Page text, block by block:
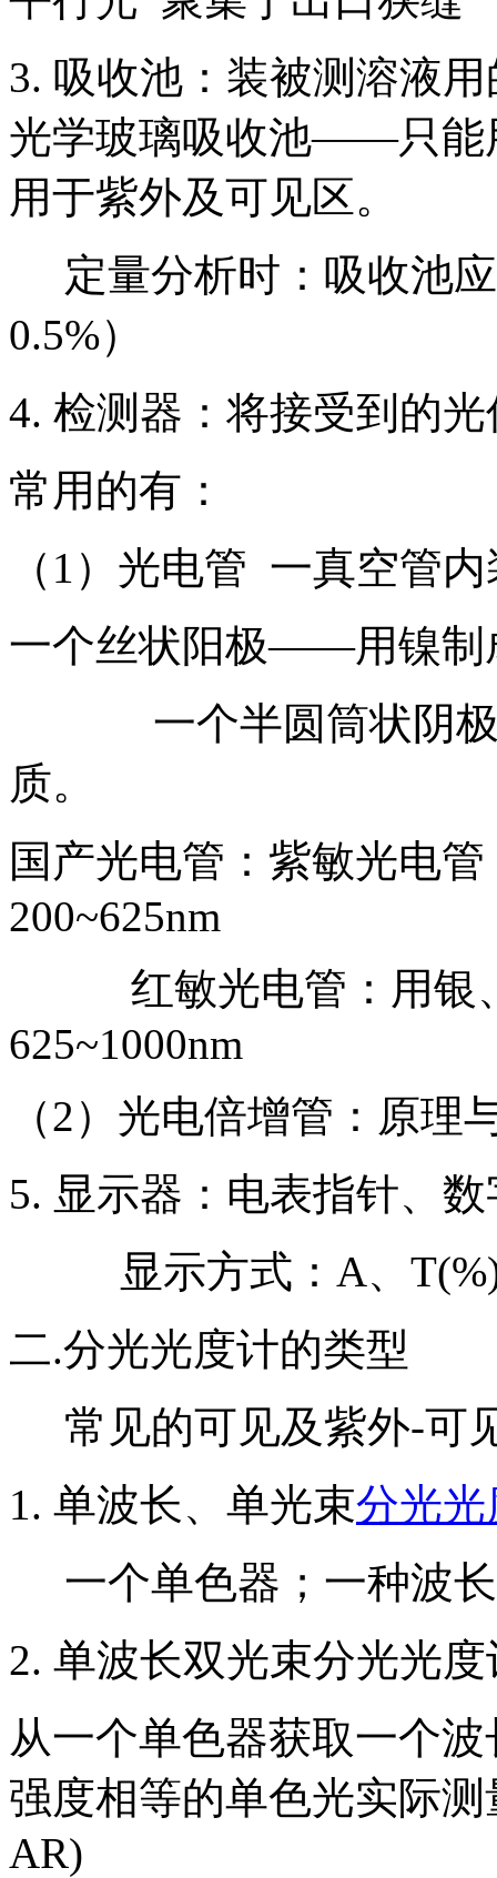
3. 吸收池：装被测溶液
光学玻璃吸收池——只
用于紫外及可见区。
定量分析时：吸收池应
0.5%）
4. 检测器：将接受到的
常用的有：
（1）光电管 一真空管
一个丝状阳极——用镍制
一个半圆筒状阴极
质。
国产光电管：紫敏光电
200~625nm
红敏光电管：用银、
625~1000nm
（2）光电倍增管：原
5. 显示器：电表指针、
显示方式：A、T(%)
二.分光光度计的类型
常见的可见及紫外-可
1. 单波长、单光束分光光
一个单色器；一种波
2. 单波长双光束分光光度
从一个单色器获取一个
强度相等的单色光实际
AR)